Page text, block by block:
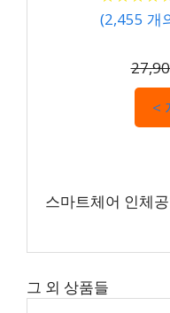
(2,455 개
<
스마트체어 인체
그 외 상품들